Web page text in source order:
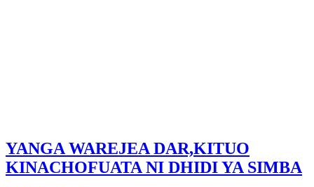
YANGA WAREJEA DAR,KITUO
KINACHOFUATA NI DHIDI YA SIMBA